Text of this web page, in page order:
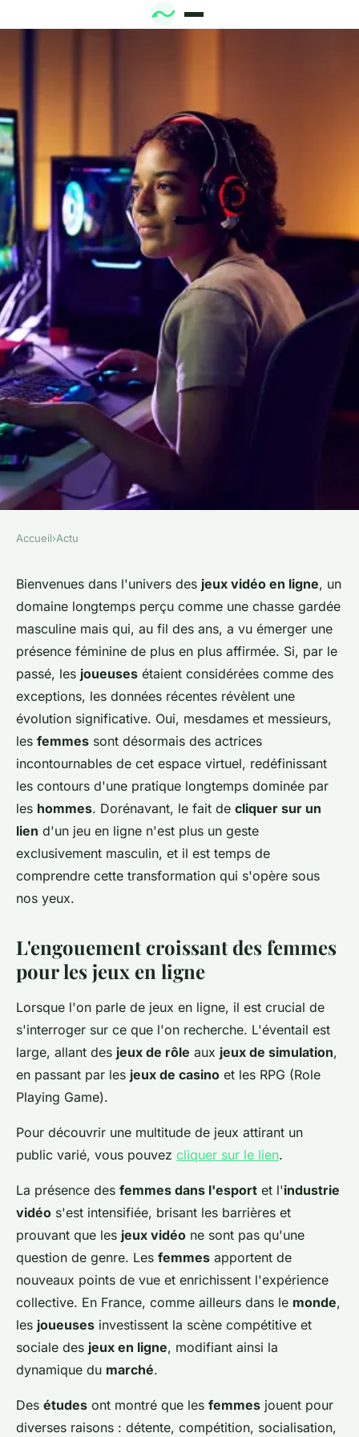
Evolution de la communauté
des gamers en ligne : une
tendance croissante chez les
femmes
colette•11 décembre 2023• 2 min de lecture
Accueil›Actu
Bienvenues dans l'univers des jeux vidéo en ligne, un
domaine longtemps perçu comme une chasse gardée
masculine mais qui, au fil des ans, a vu émerger une
présence féminine de plus en plus affirmée. Si, par le
passé, les joueuses étaient considérées comme des
exceptions, les données récentes révèlent une
évolution significative. Oui, mesdames et messieurs,
les femmes sont désormais des actrices
incontournables de cet espace virtuel, redéfinissant
les contours d'une pratique longtemps dominée par
les hommes. Dorénavant, le fait de cliquer sur un
lien d'un jeu en ligne n'est plus un geste
exclusivement masculin, et il est temps de
comprendre cette transformation qui s'opère sous
nos yeux.
L'engouement croissant des femmes
pour les jeux en ligne
Lorsque l'on parle de jeux en ligne, il est crucial de
s'interroger sur ce que l'on recherche. L'éventail est
large, allant des jeux de rôle aux jeux de simulation,
en passant par les jeux de casino et les RPG (Role
Playing Game).
Pour découvrir une multitude de jeux attirant un
public varié, vous pouvez cliquer sur le lien.
La présence des femmes dans l'esport et l'industrie
vidéo s'est intensifiée, brisant les barrières et
prouvant que les jeux vidéo ne sont pas qu'une
question de genre. Les femmes apportent de
nouveaux points de vue et enrichissent l'expérience
collective. En France, comme ailleurs dans le monde,
les joueuses investissent la scène compétitive et
sociale des jeux en ligne, modifiant ainsi la
dynamique du marché.
Des études ont montré que les femmes jouent pour
diverses raisons : détente, compétition, socialisation,